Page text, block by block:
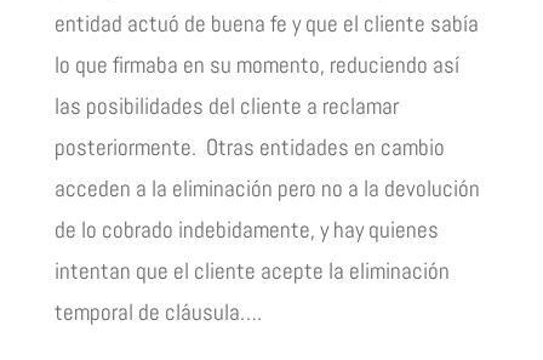
entidad actuó de buena fe y que el cliente sabía
lo que firmaba en su momento, reduciendo así
las posibilidades del cliente a reclamar
posteriormente. Otras entidades en cambio
acceden a la eliminación pero no a la devolución
de lo cobrado indebidamente, y hay quienes
intentan que el cliente acepte la eliminación
temporal de cláusula….